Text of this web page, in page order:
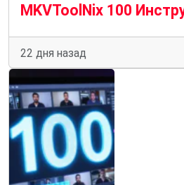
22 дня назад